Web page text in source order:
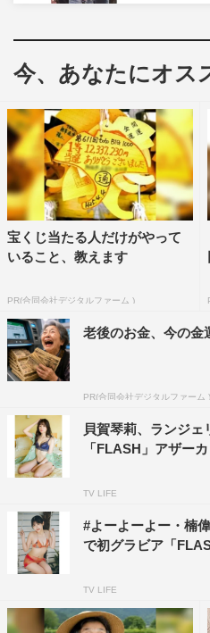
載していただけることが本当
さらに、同じ号の表紙には事
さんも掲載されていて、「自
るんだ」とすごくうれしい気
っかけに、もっとたくさんの
張りたいです。
◆今回の撮影で特にお気に入
その理由とあわせて教えてく
鮮でした。撮影中に「新しい
るくらい、普段とは違う表情
髪型やメイクもいつもと少し
明感のある雰囲気になってい
んご”を楽しんでもらえたら嬉
光の中で撮っていただいたカ
ごくきれいに撮っていただけ
◆兵庫県ご出身とのことです
る地元の魅力や、今でも恋し
今、あなたにオス
宝くじ当たる人だけがやって
いること、教えます
PR(合同会社デジタルファーム )
老後のお金、今の金
PR(合同会社デジタルファーム )
貝賀琴莉、ランジ
「FLASH」アザー
TV LIFE
#よーよーよー・楠
で初グラビア「
TV LIFE